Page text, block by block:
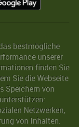
bestmögliche
unserer
finden Sie
Sie die Webseite
Speichern von
Netzwerken,
von Inhalten.